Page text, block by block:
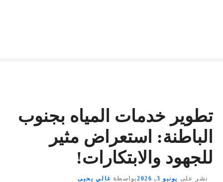
تطوير خدمات المياه بجنوب
الباطنة: استعراض مثير
للجهود والابتكارات!
نشر على يونيو 3, 2026 بواسطة غالي يحيى